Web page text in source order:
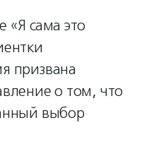
«Я сама это
призвана
о том, что
выбор